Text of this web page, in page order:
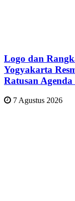
Logo dan
Yogyakarta
Ratusan
7 Agustus 2026